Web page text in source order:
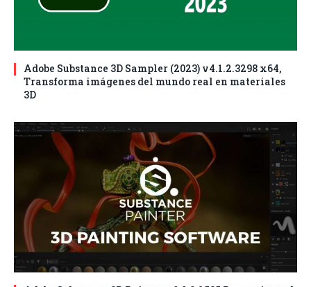
Adobe Substance 3D Sampler (2023) v4.1.2.3298 x64,
Transforma imágenes del mundo real en materiales
3D